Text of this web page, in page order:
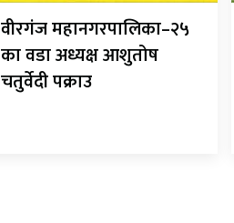
वीरगंज महानगरपालिका–२५
का वडा अध्यक्ष आशुतोष
चतुर्वेदी पक्राउ